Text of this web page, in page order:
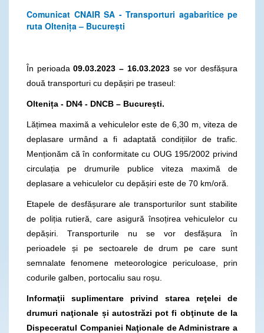
Comunicat CNAIR SA - Transporturi agabaritice pe
ruta Oltenița – București
În perioada09.03.2023 – 16.03.2023se vor desfășura
două transporturi cu depășiri pe traseul:
Oltenița - DN4 - DNCB – București.
Lățimea maximă a vehiculelor este de 6,30 m, viteza de
deplasare urmând a fi adaptată condițiilor de trafic.
Menționăm că în conformitate cu OUG 195/2002 privind
circulația pe drumurile publice viteza maximă de
deplasare a vehiculelor cu depășiri este de 70 km/oră.
Etapele de desfășurare ale transporturilor sunt stabilite
de poliția rutieră, care asigură însoțirea vehiculelor cu
depășiri. Transporturile nu se vor desfășura în
perioadele și pe sectoarele de drum pe care sunt
semnalate fenomene meteorologice periculoase, prin
codurile galben, portocaliu sau roșu.
Informaţii suplimentare privind starea reţelei de
drumuri naţionale și autostrăzi pot fi obţinute de la
Dispeceratul Companiei Naţionale de Administrare a